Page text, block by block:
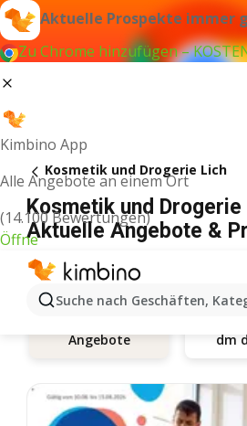
Aktuelle Prospekte immer
Zu Chrome hinzufügen –
Kimbino App
Alle Angebote an einem Ort
(14.100 Bewertungen)
Öffne
Suche nach Geschäften,
Kosmetik und Drogerie Lich
Kosmetik und Drogerie
Aktuelle Angebote &
Angebote dm